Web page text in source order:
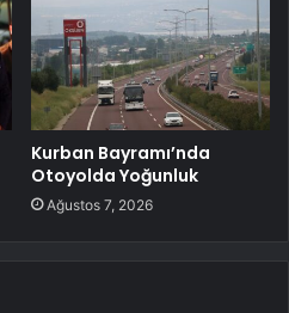
Kurban Bayramı’nda
Otoyolda Yoğunluk
Ağustos 7, 2026